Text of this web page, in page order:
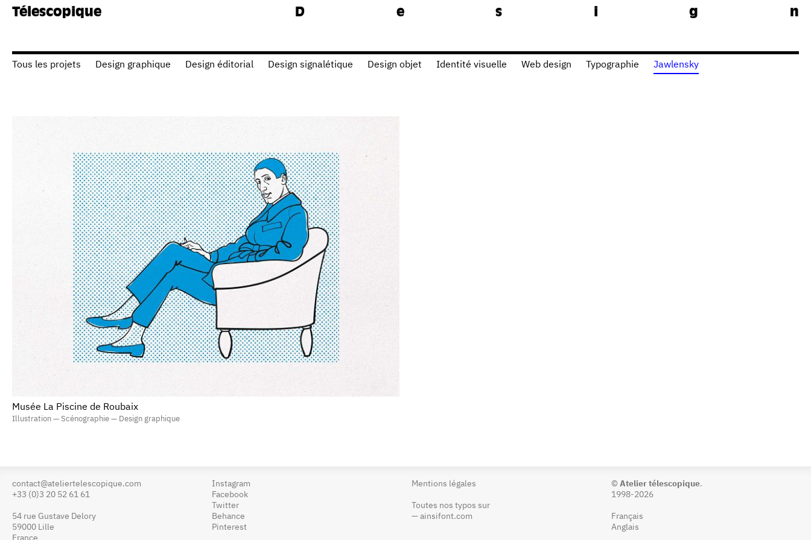
Télescopique n
Tous les projets Design graphique Design éditorial Design signalétique Design objet Identité visuelle Web design Typographie Jawlensky
Musée La Piscine de Roubaix
Illustration — Scénographie — Design graphique
contact@ateliertelescopique.com
+33 (0)3 20 52 61 61
54 rue Gustave Delory
59000 Lille
France
Instagram
Facebook
Twitter
Behance
Pinterest
Mentions légales
Toutes nos typos sur
— ainsifont.com
© Atelier télescopique.
1998-2026
Français
Anglais